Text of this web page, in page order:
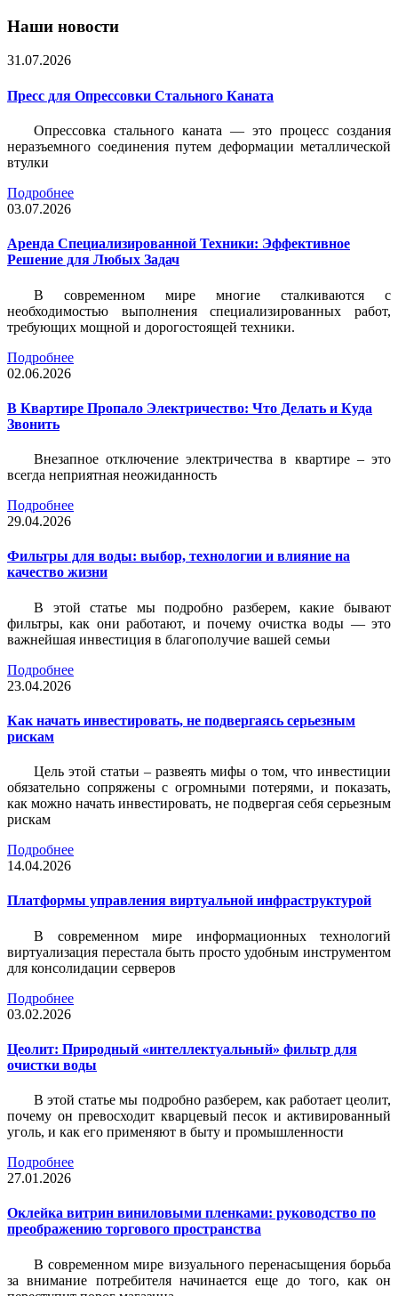
Наши новости
31.07.2026
Пресс для Опрессовки Стального Каната
Опрессовка стального каната — это процесс создания
неразъемного соединения путем деформации металлической
втулки
Подробнее
03.07.2026
Аренда Специализированной Техники: Эффективное
Решение для Любых Задач
В современном мире многие сталкиваются с
необходимостью выполнения специализированных работ,
требующих мощной и дорогостоящей техники.
Подробнее
02.06.2026
В Квартире Пропало Электричество: Что Делать и Куда
Звонить
Внезапное отключение электричества в квартире – это
всегда неприятная неожиданность
Подробнее
29.04.2026
Фильтры для воды: выбор, технологии и влияние на
качество жизни
В этой статье мы подробно разберем, какие бывают
фильтры, как они работают, и почему очистка воды — это
важнейшая инвестиция в благополучие вашей семьи
Подробнее
23.04.2026
Как начать инвестировать, не подвергаясь серьезным
рискам
Цель этой статьи – развеять мифы о том, что инвестиции
обязательно сопряжены с огромными потерями, и показать,
как можно начать инвестировать, не подвергая себя серьезным
рискам
Подробнее
14.04.2026
Платформы управления виртуальной инфраструктурой
В современном мире информационных технологий
виртуализация перестала быть просто удобным инструментом
для консолидации серверов
Подробнее
03.02.2026
Цеолит: Природный «интеллектуальный» фильтр для
очистки воды
В этой статье мы подробно разберем, как работает цеолит,
почему он превосходит кварцевый песок и активированный
уголь, и как его применяют в быту и промышленности
Подробнее
27.01.2026
Оклейка витрин виниловыми пленками: руководство по
преображению торгового пространства
В современном мире визуального перенасыщения борьба
за внимание потребителя начинается еще до того, как он